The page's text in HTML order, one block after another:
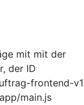
mit mit der
der ID
frontend-v1
main.js